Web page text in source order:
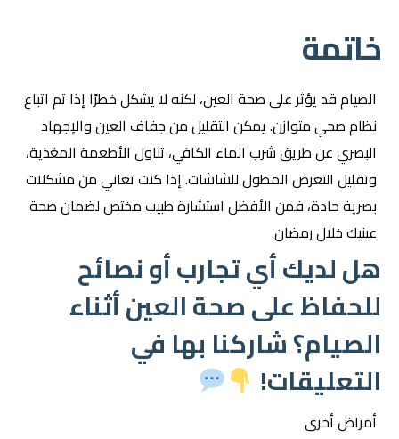
خاتمة
الصيام قد يؤثر على صحة العين، لكنه لا يشكل خطرًا إذا تم اتباع
نظام صحي متوازن. يمكن التقليل من جفاف العين والإجهاد
البصري عن طريق شرب الماء الكافي، تناول الأطعمة المغذية،
وتقليل التعرض المطول للشاشات. إذا كنت تعاني من مشكلات
بصرية حادة، فمن الأفضل استشارة طبيب مختص لضمان صحة
عينيك خلال رمضان.
هل لديك أي تجارب أو نصائح
للحفاظ على صحة العين أثناء
الصيام؟ شاركنا بها في
التعليقات!
أمراض أخرى